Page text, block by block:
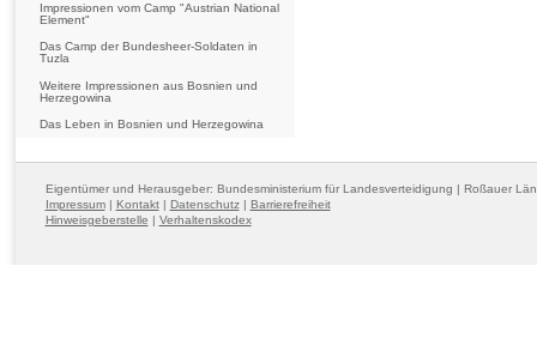
Impressionen vom Camp "Austrian National
Element"
Das Camp der Bundesheer-Soldaten in
Tuzla
Weitere Impressionen aus Bosnien und
Herzegowina
Das Leben in Bosnien und Herzegowina
Eigentümer und Herausgeber: Bundesministerium für Landesverteidigung | Roßauer
Impressum| Kontakt| Datenschutz| Barrierefreiheit
Hinweisgeberstelle | Verhaltenskodex